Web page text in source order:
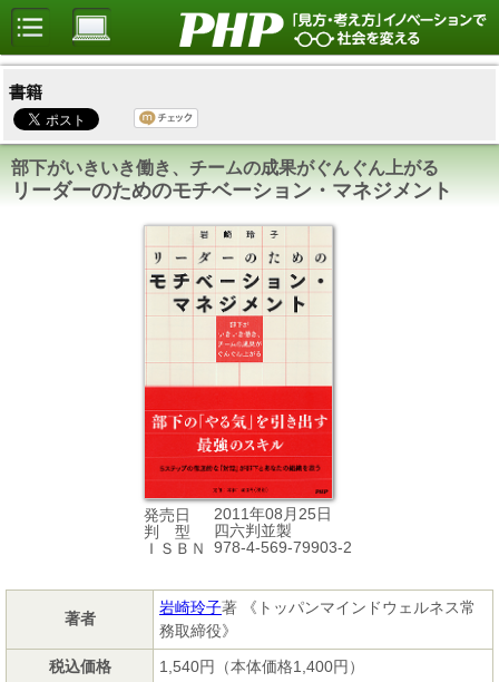
書籍
部下がいきいき働き、チームの成果がぐんぐん上がる
リーダーのためのモチベーション・マネジメント
発売日
2011年08月25日
判 型
四六判並製
ＩＳＢＮ
978-4-569-79903-2
著者
岩崎玲子著 《トッパンマインドウェルネス常
務取締役》
税込価格
1,540円（本体価格1,400円）